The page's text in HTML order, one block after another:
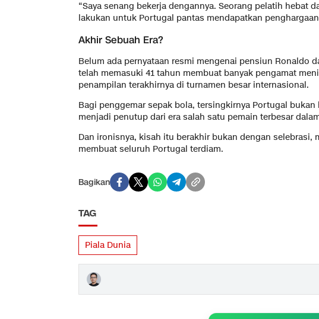
“Saya senang bekerja dengannya. Seorang pelatih hebat
lakukan untuk Portugal pantas mendapatkan
Akhir Sebuah Era?
Belum ada pernyataan resmi mengenai pensiun Ronaldo
telah memasuki 41 tahun membuat banyak pengamat
penampilan terakhirnya di turnamen besar internasional.
Bagi penggemar sepak bola, tersingkirnya Portugal
menjadi penutup dari era salah satu pemain terbesar
Dan ironisnya, kisah itu berakhir bukan dengan selebrasi,
membuat seluruh Portugal terdiam.
Bagikan
TAG
Piala Dunia